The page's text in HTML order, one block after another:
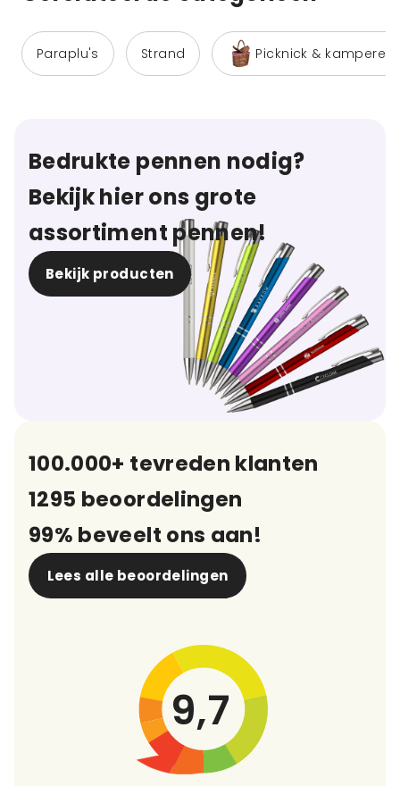
Paraplu's Strand Picknick & kamperen
Bedrukte pennen nodig?
Bekijk hier ons grote
assortiment pennen!
Bekijk producten
100.000+ tevreden klanten
1295 beoordelingen
99% beveelt ons aan!
Lees alle beoordelingen
9,7